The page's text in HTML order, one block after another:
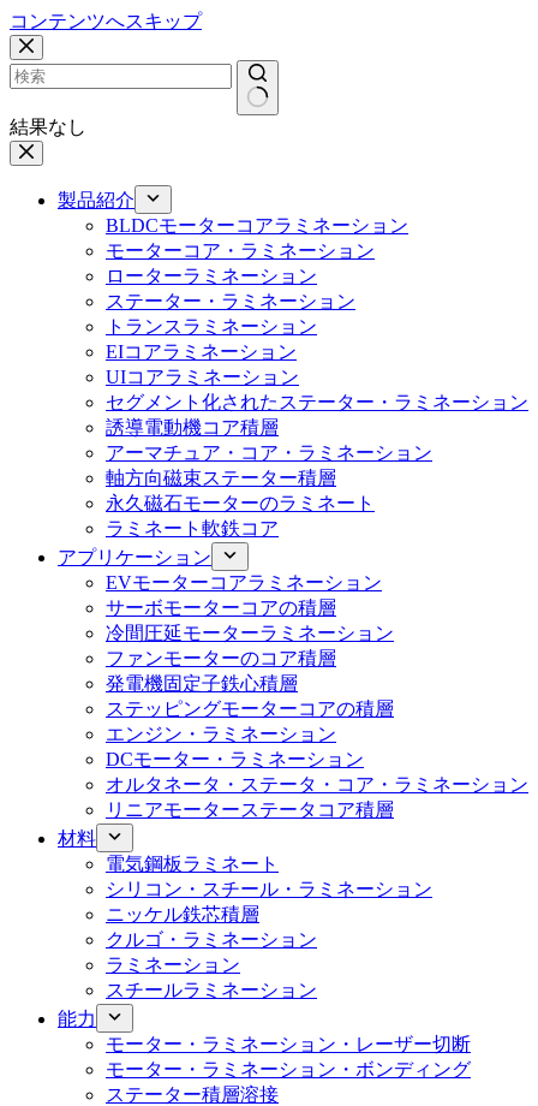
コンテンツへスキップ
結果なし
製品紹介
BLDCモーターコアラミネーション
モーターコア・ラミネーション
ローターラミネーション
ステーター・ラミネーション
トランスラミネーション
EIコアラミネーション
UIコアラミネーション
セグメント化されたステーター・ラミネーション
誘導電動機コア積層
アーマチュア・コア・ラミネーション
軸方向磁束ステーター積層
永久磁石モーターのラミネート
ラミネート軟鉄コア
アプリケーション
EVモーターコアラミネーション
サーボモーターコアの積層
冷間圧延モーターラミネーション
ファンモーターのコア積層
発電機固定子鉄心積層
ステッピングモーターコアの積層
エンジン・ラミネーション
DCモーター・ラミネーション
オルタネータ・ステータ・コア・ラミネーション
リニアモーターステータコア積層
材料
電気鋼板ラミネート
シリコン・スチール・ラミネーション
ニッケル鉄芯積層
クルゴ・ラミネーション
ラミネーション
スチールラミネーション
能力
モーター・ラミネーション・レーザー切断
モーター・ラミネーション・ボンディング
ステーター積層溶接